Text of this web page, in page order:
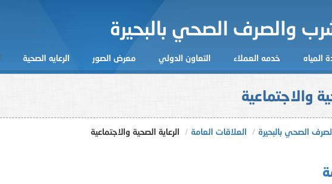
والصرف الصحي بالبحيرة
المياه خدمه العملاء التعاون الدولي معرض الصور الرعايه الصحية
والاجتماعية
الصحي بالبحيرة العلاقات العامة الرعاية الصحية والاجتماعية